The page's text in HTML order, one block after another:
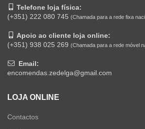
Telefone loja física:
(+351) 222 080 745 (Chamada para a rede fixa
Apoio ao cliente loja online:
(+351) 938 025 269 (Chamada para a rede móvel
Email:
encomendas.zedelga@gmail.com
LOJA ONLINE
Contactos